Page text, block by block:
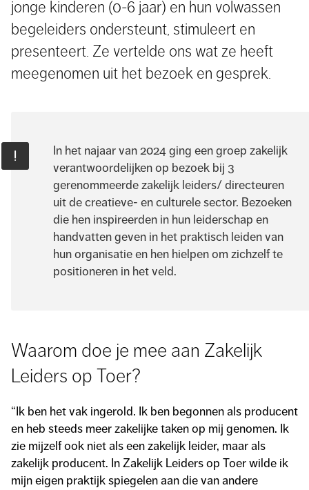
jonge kinderen (0-6 jaar) en hun volwassen
begeleiders ondersteunt, stimuleert en
presenteert. Ze vertelde ons wat ze heeft
meegenomen uit het bezoek en gesprek.
In het najaar van 2024 ging een groep zakelijk
verantwoordelijken op bezoek bij 3
gerenommeerde zakelijk leiders/ directeuren
uit de creatieve- en culturele sector. Bezoeken
die hen inspireerden in hun leiderschap en
handvatten geven in het praktisch leiden van
hun organisatie en hen hielpen om zichzelf te
positioneren in het veld.
Waarom doe je mee aan Zakelijk
Leiders op Toer?
“Ik ben het vak ingerold. Ik ben begonnen als producent
en heb steeds meer zakelijke taken op mij genomen. Ik
zie mijzelf ook niet als een zakelijk leider, maar als
zakelijk producent. In Zakelijk Leiders op Toer wilde ik
mijn eigen praktijk spiegelen aan die van andere